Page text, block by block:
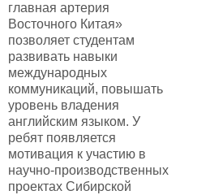
главная артерия
Восточного Китая»
позволяет студентам
развивать навыки
международных
коммуникаций, повышать
уровень владения
английским языком. У
ребят появляется
мотивация к участию в
научно-производственных
проектах Сибирской